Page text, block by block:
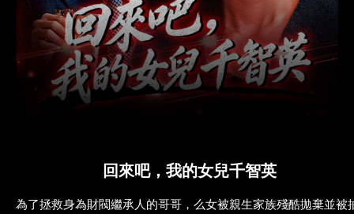
回來吧，我的女兒千智英
為了拯救身為財閥繼承人的哥哥，么女被親生家族殘酷拋棄並被